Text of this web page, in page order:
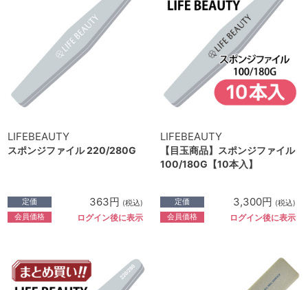
LIFEBEAUTY
スポンジファイル 220/280G
定価 363円 (税込)
会員価格 ログイン後に表示
LIFEBEAUTY
【目玉商品】スポンジファイル
100/180G【10本入】
定価 3,300円 (税込)
会員価格 ログイン後に表示